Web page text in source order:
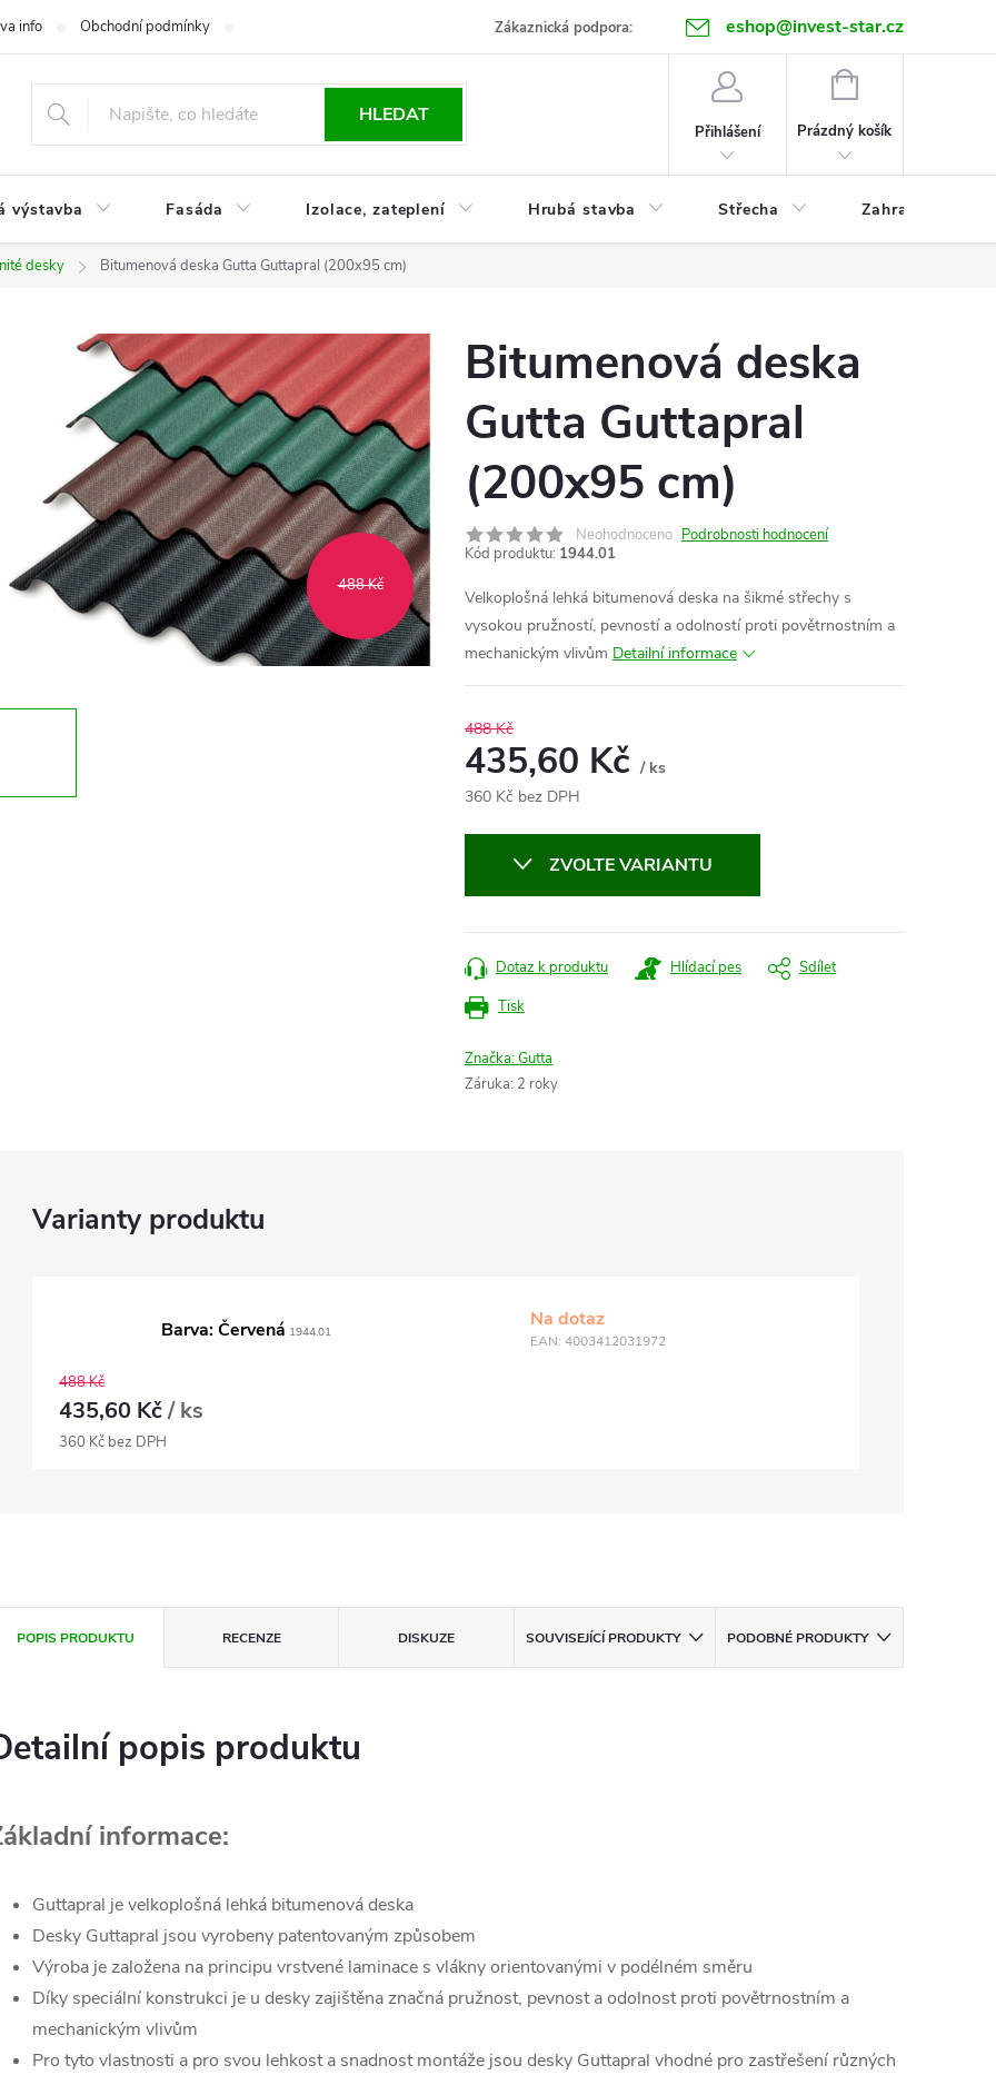
Zákaznická podpora: eshop@invest-star.cz
info Obchodní podmínky Kontakt
HLEDAT
Přihlášení
NÁKUPNÍ
Prázdný košík
výstavba Fasáda Izolace, zateplení Hrubá stavba Střecha Zahrada
desky Bitumenová deska Gutta Guttapral (200x95 cm)
488 Kč
Bitumenová deska
Gutta Guttapral
(200x95 cm)
Neohodnoceno Podrobnosti hodnocení
Kód produktu: 1944.01
Velkoplošná lehká bitumenová deska na šikmé střechy s
vysokou pružností, pevností a odolností proti povětrnostním a
mechanickým vlivům Detailní informace
488 Kč
435,60 Kč / ks
360 Kč bez DPH
ZVOLTE VARIANTU
Tisk
Dotaz k produktu Hlídací pes Sdílet
Značka:Gutta
Záruka: 2 roky
Barva: Červená 1944.01
Na dotaz
EAN: 4003412031972
488 Kč
435,60 Kč/ ks
360 Kč bez DPH
POPIS PRODUKTU RECENZE DISKUZE SOUVISEJÍCÍ PRODUKTY PODOBNÉ PRODUKTY
popis produktu
informace:
Guttapral je velkoplošná lehká bitumenová deska
Desky Guttapral jsou vyrobeny patentovaným způsobem
Výroba je založena na principu vrstvené laminace s vlákny orientovanými v podélném směru
Díky speciální konstrukci je u desky zajištěna značná pružnost, pevnost a odolnost proti povětrnostním a
mechanickým vlivům
Pro tyto vlastnosti a pro svou lehkost a snadnost montáže jsou desky Guttapral vhodné pro zastřešení různých